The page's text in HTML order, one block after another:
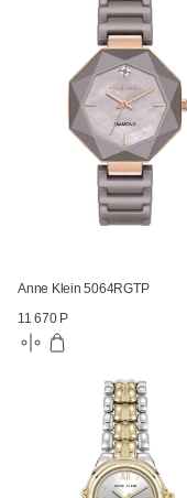
Anne Klein 5064RGTP
11 670 Р